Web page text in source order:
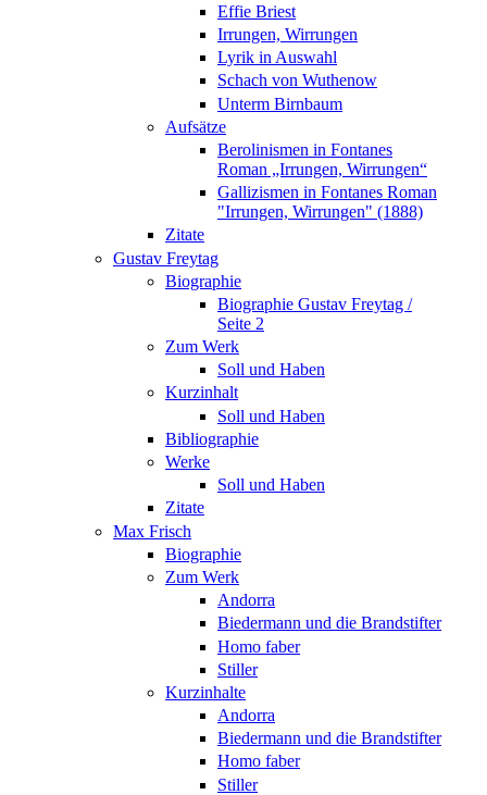
Effie Briest
Irrungen, Wirrungen
Lyrik in Auswahl
Schach von Wuthenow
Unterm Birnbaum
Aufsätze
Berolinismen in Fontanes
Roman „Irrungen, Wirrungen“
Gallizismen in Fontanes Roman
"Irrungen, Wirrungen" (1888)
Zitate
Gustav Freytag
Biographie
Biographie Gustav Freytag /
Seite 2
Zum Werk
Soll und Haben
Kurzinhalt
Soll und Haben
Bibliographie
Werke
Soll und Haben
Zitate
Max Frisch
Biographie
Zum Werk
Andorra
Biedermann und die Brandstifter
Homo faber
Stiller
Kurzinhalte
Andorra
Biedermann und die Brandstifter
Homo faber
Stiller